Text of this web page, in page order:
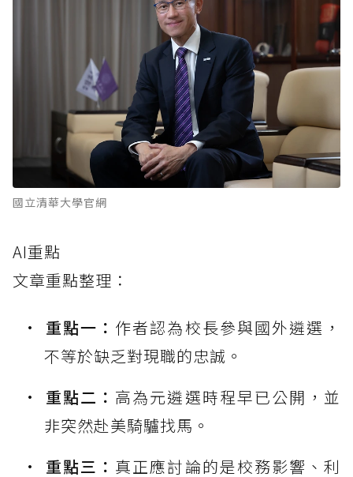
國立清華大學官網
AI重點
文章重點整理：
重點一： 作者認為校長參與國外遴選，
不等於缺乏對現職的忠誠。
重點二： 高為元遴選時程早已公開，並
非突然赴美騎驢找馬。
重點三： 真正應討論的是校務影響、利